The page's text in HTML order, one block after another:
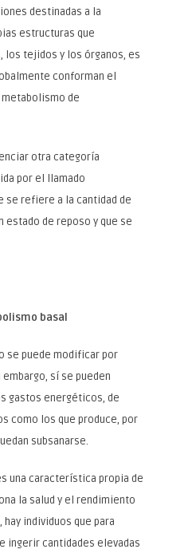
destinadas a la
estructuras que
los tejidos y los órganos, es
conforman el
metabolismo de
otra categoría
por el llamado
se refiere a la cantidad de
estado de reposo y que se
basal
se puede modificar por
sí se pueden
gastos energéticos, de
como los que produce, por
subsanarse.
una característica propia de
la salud y el rendimiento
individuos que para
ingerir cantidades elevadas